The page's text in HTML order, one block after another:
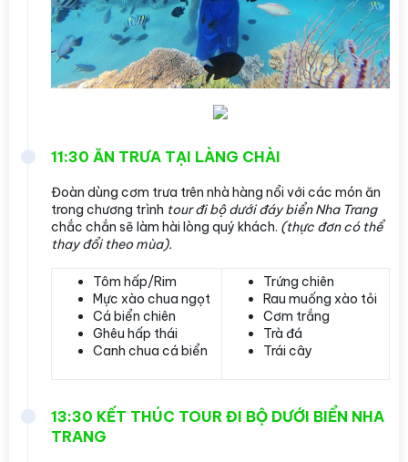
11:30 ĂN TRƯA TẠI LÀNG CHÀI
Đoàn dùng cơm trưa trên nhà hàng nổi với các món ăn
trong chương trình tour đi bộ dưới đáy biển Nha Trang
chắc chắn sẽ làm hài lòng quý khách. (thực đơn có thể
thay đổi theo mùa).
Tôm hấp/Rim
Mực xào chua ngọt
Cá biển chiên
Ghêu hấp thái
Canh chua cá biển
Trứng chiên
Rau muống xào tỏi
Cơm trắng
Trà đá
Trái cây
13:30 KẾT THÚC TOUR ĐI BỘ DƯỚI BIỂN NHA
TRANG